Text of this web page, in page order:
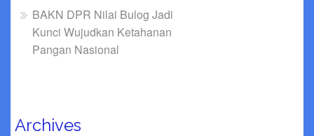
BAKN DPR Nilai Bulog Jadi
Kunci Wujudkan Ketahanan
Pangan Nasional
Archives